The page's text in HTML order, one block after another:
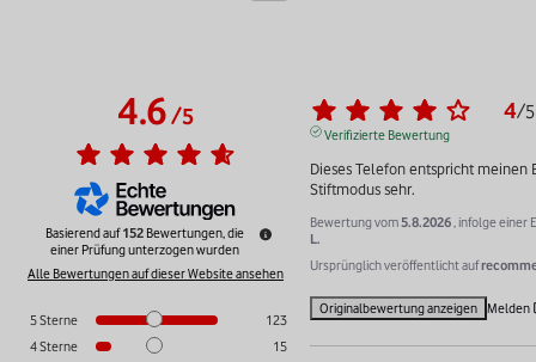
4.6/5
Basierend auf152 Bewertungen, die
einer Prüfung unterzogen wurden
Alle Bewertungen auf dieser Website ansehen
5Sterne
123
4Sterne
15
4/5
Verifizierte Bewertung
Dieses Telefon entspricht meinen
Stiftmodus sehr.
Bewertung vom5.8.2026 , infolge einer
L.
Ursprünglich veröffentlicht auf
Originalbewertung anzeigen Melden